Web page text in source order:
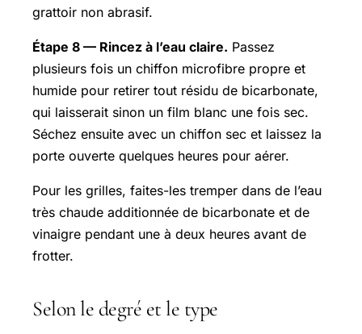
grattoir non abrasif.
Étape 8 — Rincez à l’eau claire. Passez
plusieurs fois un chiffon microfibre propre et
humide pour retirer tout résidu de bicarbonate,
qui laisserait sinon un film blanc une fois sec.
Séchez ensuite avec un chiffon sec et laissez la
porte ouverte quelques heures pour aérer.
Pour les grilles, faites-les tremper dans de l’eau
très chaude additionnée de bicarbonate et de
vinaigre pendant une à deux heures avant de
frotter.
Selon le degré et le type